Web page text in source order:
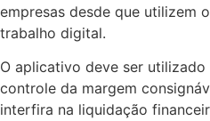
empresas desde que utilizem
trabalho digital.
O aplicativo deve ser utilizado
controle da margem
interfira na liquidação